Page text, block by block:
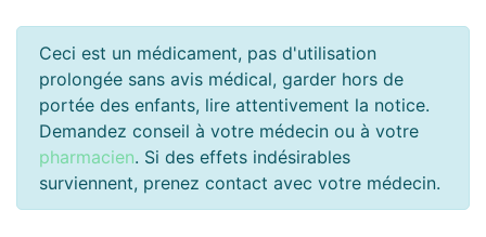
Ceci est un médicament, pas d'utilisation
prolongée sans avis médical, garder hors de
portée des enfants, lire attentivement la notice.
Demandez conseil à votre médecin ou à votre
pharmacien. Si des effets indésirables
surviennent, prenez contact avec votre médecin.